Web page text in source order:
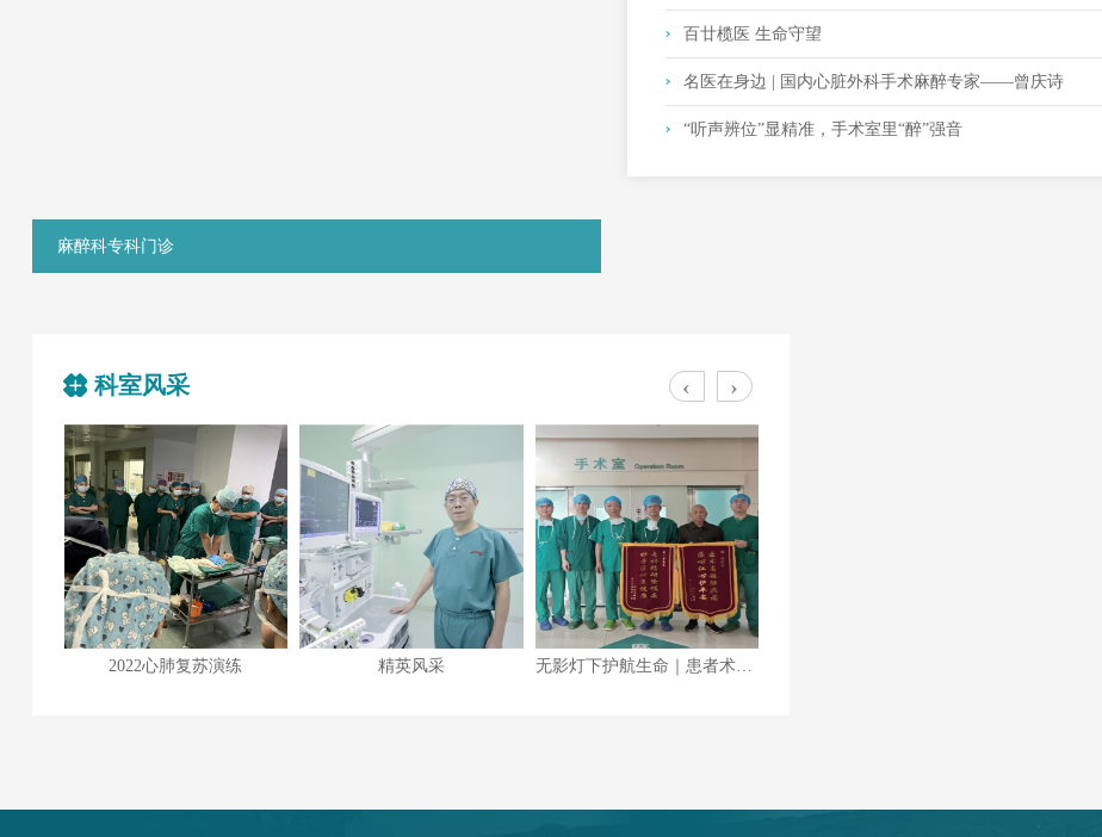
麻醉科专科门诊
百廿榄医 生命守望
名医在身边 | 国内心脏外科手术麻醉专家——曾庆诗
“听声辨位”显精准，手术室里“醉”强音
科室风采
精英风采 2020大合照
‹ ›